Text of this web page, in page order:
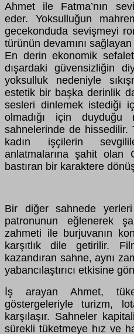
Ahmet ile Fatma’nın
eder. Yoksulluğun
gecekonduda sevişmeyi
türünün devamını
En derin ekonomik
dışardaki güvensizliğin
yoksulluk nedeniyle
estetik bir başka derinlik
sesleri dinlemek istediği
olmadığı için duyduğu
sahnelerinde de hissedilir.
kadın işçilerin
anlatmalarına şahit olan
bastıran bir karaktere
Bir diğer sahnede yerleri
patronunun eğlenerek
zahmeti ile burjuvanın
karşıtlık dile getirilir.
kazandıran sahne, aynı
yabancılaştırıcı etkisine
İş arayan Ahmet,
göstergeleriyle turizm,
karşılaşır. Sahneler
sürekli tüketmeye hız ve